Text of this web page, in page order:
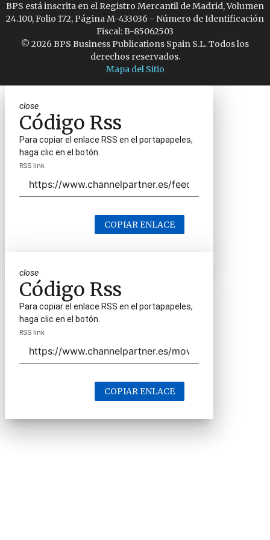
BPS está inscrita en el Registro Mercantil de Madrid, Volumen
24.100, Folio 172, Página M-433036 - Número de Identificación
Fiscal: B-85062503
© 2026 BPS Business Publications Spain S.L. Todos los
derechos reservados.
Mapa del Sitio
close
Código Rss
Para copiar el enlace RSS en el portapapeles,
haga clic en el botón.
RSS link
COPIAR ENLACE
close
Código Rss
Para copiar el enlace RSS en el portapapeles,
haga clic en el botón.
RSS link
COPIAR ENLACE